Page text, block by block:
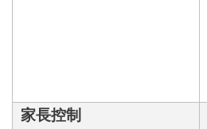
家長控制